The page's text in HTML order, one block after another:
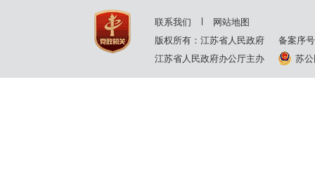
联系我们
网站地图
版权所有：江苏省人民政府
备案序
江苏省人民政府办公厅主办
苏